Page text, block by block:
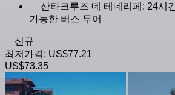
산타크루즈 데 테네리페: 24시
가능한 버스 투어
신규
최저가격: US$77.21
US$73.35